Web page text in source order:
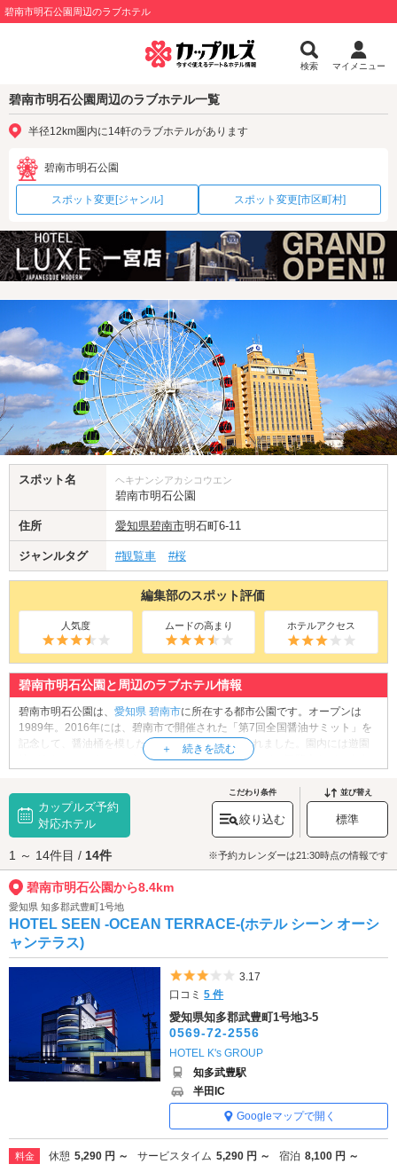
碧南市明石公園周辺のラブホテル
検索 マイメニュー
碧南市明石公園周辺のラブホテル一覧
半径12km圏内に14軒のラブホテルがあります
碧南市明石公園
スポット変更[ジャンル] スポット変更[市区町村]
スポット名 ヘキナンシアカシコウエン
碧南市明石公園
住所 愛知県碧南市明石町6-11
ジャンルタグ #観覧車 #桜
編集部のスポット評価
人気度 ムードの高まり ホテルアクセス
碧南市明石公園と周辺のラブホテル情報
碧南市明石公園は、 愛知県 碧南市に所在する都市公園です。オープンは
1989年。2016年には、碧南市で開催された「第7回全国醤油サミット」を
記念して、醤油桶を模したモニュメントが設置されました。園内には遊園
地があり、こちらにはゴーカートやメリーゴーランド、観覧車など、大人
て1回100円(2023年時点)で乗ることができます♪その他、フィールドアスレ
チック「トリムの森」や、売店、交通広場なども整備されています。週末
や祝日にはイベントも開催されるので、ぜひチェックしてみましょう。
碧南市明石公園へは、西尾・碧南エリアのラブホテル、知多・半田エリア
のラブホテル からもアクセスが便利です。
カップルズ予約
対応ホテル
こだわり条件
絞り込む
並び替え
標準
1 ～ 14件目 / 14件 ※予約カレンダーは21:30時点の情報です
碧南市明石公園から8.4km
愛知県 知多郡武豊町1号地
HOTEL SEEN -OCEAN TERRACE-(ホテル シーン オーシ
ャンテラス)
5つ星のうち3
3.17
口コミ5 件
愛知県知多郡武豊町1号地3-5
0569-72-2556
HOTEL K's GROUP
知多武豊駅
半田IC
Googleマップで開く
料金 休憩 5,290 円 ～ サービスタイム 5,290 円 ～ 宿泊 8,100 円 ～